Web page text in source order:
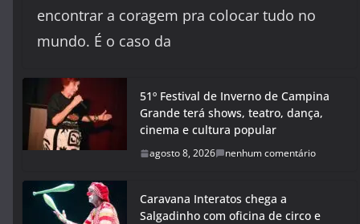
encontrar a coragem pra colocar tudo no
mundo. É o caso da
51º Festival de Inverno de Campina
Grande terá shows, teatro, dança,
cinema e cultura popular
agosto 8, 2026 nenhum comentário
Caravana Interatos chega a
Salgadinho com oficina de circo e